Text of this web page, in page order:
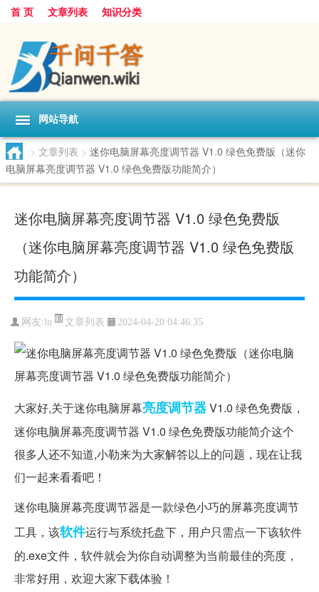
首 页 文章列表 知识分类
网站导航
> 文章列表 > 迷你电脑屏幕亮度调节器 V1.0 绿色免费版（迷你
电脑屏幕亮度调节器 V1.0 绿色免费版功能简介）
迷你电脑屏幕亮度调节器 V1.0 绿色免费版
（迷你电脑屏幕亮度调节器 V1.0 绿色免费版
功能简介）
网友: ln 文章列表 2024-04-20 04:46:35
大家好,关于迷你电脑屏幕亮度调节器V1.0 绿色免费版，
迷你电脑屏幕亮度调节器 V1.0 绿色免费版功能简介这个
很多人还不知道,小勒来为大家解答以上的问题，现在让我
们一起来看看吧！
迷你电脑屏幕亮度调节器是一款绿色小巧的屏幕亮度调节
工具，该软件运行与系统托盘下，用户只需点一下该软件
的.exe文件，软件就会为你自动调整为当前最佳的亮度，
非常好用，欢迎大家下载体验！